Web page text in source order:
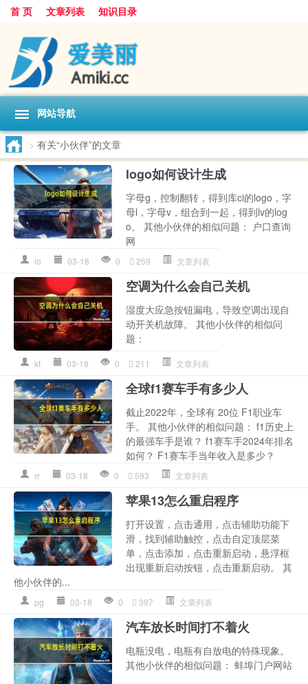
首 页 文章列表 知识目录
网站导航
> 有关“小伙伴”的文章
logo如何设计生成
字母g，控制翻转，得到库ci的logo，字
母l，字母v，组合到一起，得到lv的log
o。 其他小伙伴的相似问题： 户口查询
网
lo 03-18 0 259 文章列表
空调为什么会自己关机
湿度大应急按钮漏电，导致空调出现自
动开关机故障。 其他小伙伴的相似问
题：
kt 03-18 0 211 文章列表
全球f1赛车手有多少人
截止2022年，全球有 20位 F1职业车
手。 其他小伙伴的相似问题： f1历史上
的最强车手是谁？ f1赛车手2024年排名
如何？ F1赛车手当年收入是多少？
rr 03-18 0 593 文章列表
苹果13怎么重启程序
打开设置，点击通用，点击辅助功能下
滑，找到辅助触控，点击自定顶层菜
单，点击添加，点击重新启动，悬浮框
出现重新启动按钮，点击重新启动。 其
他小伙伴的...
pg 03-18 0 397 文章列表
汽车放长时间打不着火
电瓶没电，电瓶有自放电的特殊现象。
其他小伙伴的相似问题： 蚌埠门户网站